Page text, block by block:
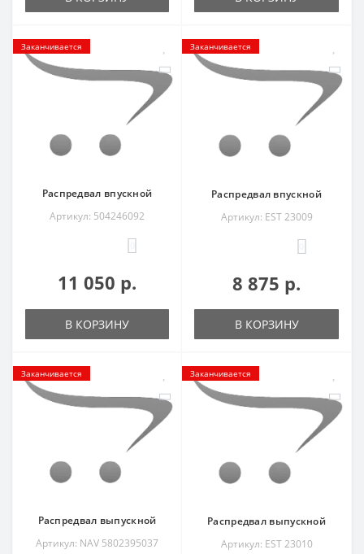
Заканчивается
Распредвал впускной
Артикул: 504246092
11 050 р.
В КОРЗИНУ
Заканчивается
Распредвал впускной
Артикул: EST 23009
8 875 р.
В КОРЗИНУ
Заканчивается
Распредвал выпускной
Артикул: NAV 5802395037
Заканчивается
Распредвал выпускной
Артикул: EST 23010